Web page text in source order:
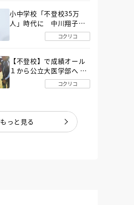
小中学校「不登校35万
人」時代に 中川翔子さ
んが審査委員長「不登校
生動画甲子園 2026」が開
コクリコ
【不登校】で成績オール
１から公立大医学部へ 中
２で起立性調節障害「治
るまで３年」の診断 その
コクリコ
もっと見る